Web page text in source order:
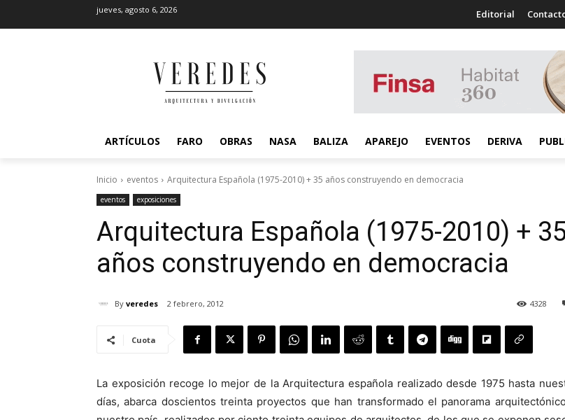
jueves, agosto 6, 2026 Editorial
ARTÍCULOS FARO OBRAS NASA BALIZA APAREJO EVENTOS DERIVA
Inicio eventos Arquitectura Española (1975-2010) + 35 años construyendo en democracia
eventos exposiciones
Arquitectura Española (1975-2010) +
años construyendo en democracia
By veredes 2 febrero, 2012 4328
Cuota
La exposición recoge lo mejor de la Arquitectura española realizado desde 1975 hasta
días, abarca doscientos treinta proyectos que han transformado el panorama